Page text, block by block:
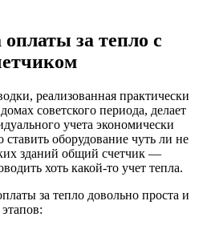
за тепло с
реализованная практически
советского периода, делает
учета экономически
оборудование чуть ли не
зданий общий счетчик —
хоть какой-то учет тепла.
за тепло довольно проста и